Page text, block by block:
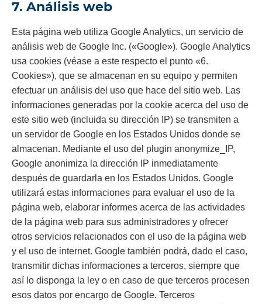
7. Análisis web
Esta página web utiliza Google Analytics, un servicio de
análisis web de Google Inc. («Google»). Google Analytics
usa cookies (véase a este respecto el punto «6.
Cookies»), que se almacenan en su equipo y permiten
efectuar un análisis del uso que hace del sitio web. Las
informaciones generadas por la cookie acerca del uso de
este sitio web (incluida su dirección IP) se transmiten a
un servidor de Google en los Estados Unidos donde se
almacenan. Mediante el uso del plugin anonymize_IP,
Google anonimiza la dirección IP inmediatamente
después de guardarla en los Estados Unidos. Google
utilizará estas informaciones para evaluar el uso de la
página web, elaborar informes acerca de las actividades
de la página web para sus administradores y ofrecer
otros servicios relacionados con el uso de la página web
y el uso de internet. Google también podrá, dado el caso,
transmitir dichas informaciones a terceros, siempre que
así lo disponga la ley o en caso de que terceros procesen
esos datos por encargo de Google. Terceros